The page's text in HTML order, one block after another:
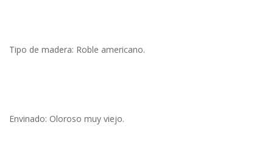
Tipo de madera: Roble americano.
Envinado: Oloroso muy viejo.